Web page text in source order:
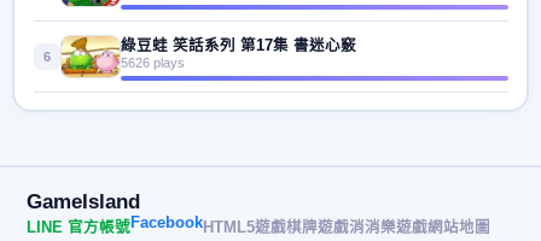
6
綠豆蛙 笑話系列 第17集 書迷心竅
5626 plays
GameIsland
LINE 官方帳號FacebookHTML5遊戲棋牌遊戲消消樂遊戲網站地圖